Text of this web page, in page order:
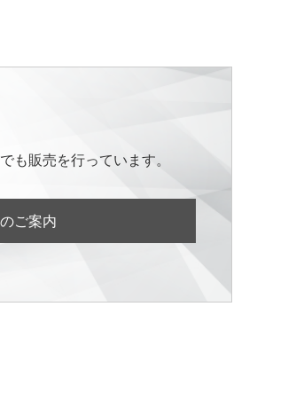
も販売を行っています。
ご案内